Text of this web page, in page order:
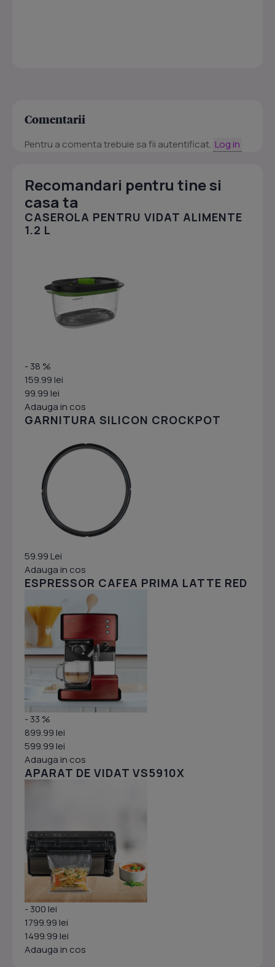
Comentarii
Pentru a comenta trebuie sa fii autentificat. Log in
Recomandari pentru tine si
casa ta
CASEROLA PENTRU VIDAT ALIMENTE
1.2 L
- 38 %
159.99 lei
99.99 lei
Adauga in cos
GARNITURA SILICON CROCKPOT
59.99 Lei
Adauga in cos
ESPRESSOR CAFEA PRIMA LATTE RED
- 33 %
899.99 lei
599.99 lei
Adauga in cos
APARAT DE VIDAT VS5910X
- 300 lei
1799.99 lei
1499.99 lei
Adauga in cos